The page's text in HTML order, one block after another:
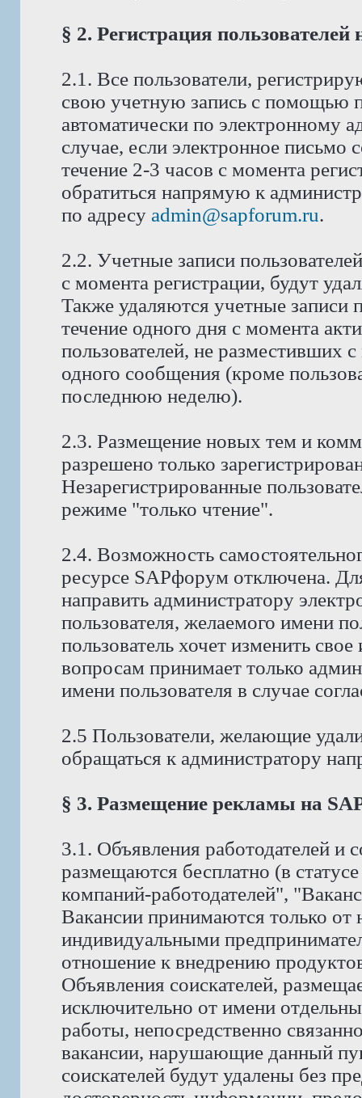
§ 2. Регистрация пользователей
2.1. Все пользователи,
свою учетную запись с помощью
автоматически по электронному
случае, если электронное письмо
течение 2-3 часов с момента
обратиться напрямую к
по адресу admin@sapforum.ru.
2.2. Учетные записи
с момента регистрации, будут
Также удаляются учетные записи
течение одного дня с момента
пользователей, не разместивших
одного сообщения (кроме
последнюю неделю).
2.3. Размещение новых тем и
разрешено только
Незарегистрированные
режиме "только чтение".
2.4. Возможность
ресурсе SAPфорум отключена.
направить администратору
пользователя, желаемого имени
пользователь хочет изменить
вопросам принимает только
имени пользователя в случае
2.5 Пользователи, желающие
обращаться к администратору
§ 3. Размещение рекламы на
3.1. Объявления работодателей и
размещаются бесплатно (в
компаний-работодателей",
Вакансии принимаются только
индивидуальными
отношение к внедрению
Объявления соискателей,
исключительно от имени
работы, непосредственно
вакансии, нарушающие данный
соискателей будут удалены без